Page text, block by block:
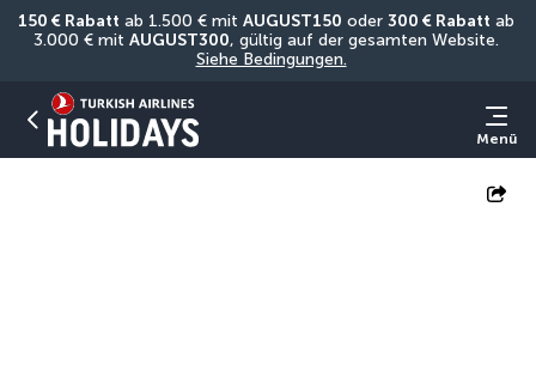
150 € Rabatt ab 1.500 € mit AUGUST150 oder 300 € Rabatt ab
3.000 € mit AUGUST300
Siehe Bedingungen.
Menü